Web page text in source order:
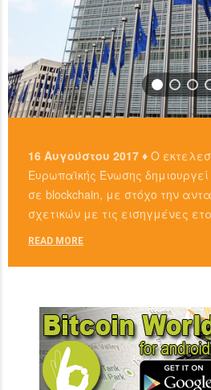
16 Αυγούστου 2017 ♦ Ο
Ευρωπαϊκής Ένωσης
σε blockchain, με στόχο την
σχετικών με τις εισηγμένες
READ MORE